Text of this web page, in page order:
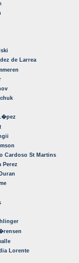
de Larrea
Cardoso St Martins
Perez
Lorente